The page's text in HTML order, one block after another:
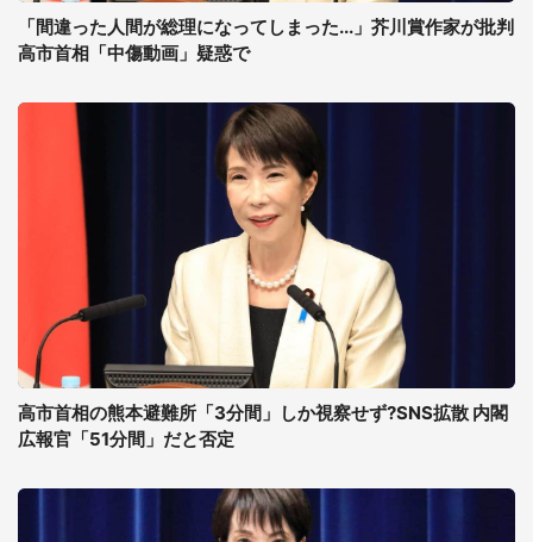
「間違った人間が総理になってしまった...」芥川賞作家が批判
高市首相「中傷動画」疑惑で
高市首相の熊本避難所「3分間」しか視察せず?SNS拡散 内閣
広報官「51分間」だと否定